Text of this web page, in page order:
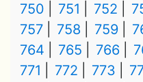
750
751 752
757
758 759
764
765 766
771
772 773